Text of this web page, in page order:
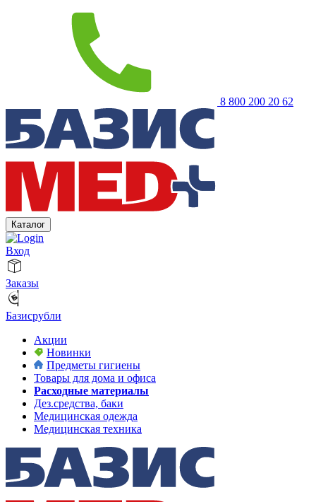
8 800 200 20 62
Каталог
Вход
Заказы
Базисрубли
Акции
Новинки
Предметы гигиены
Товары для дома и офиса
Расходные материалы
Дез.средства, баки
Медицинская одежда
Медицинская техника